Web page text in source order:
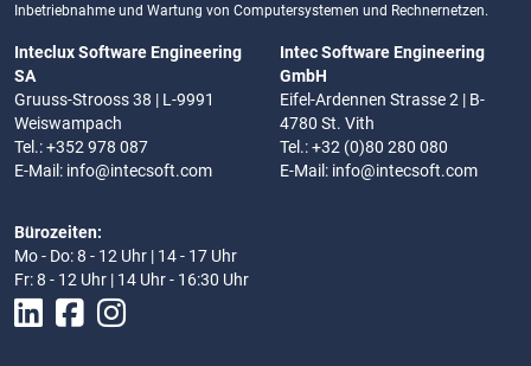
Inbetriebnahme und Wartung von Computersystemen und Rechnernetzen.
Inteclux Software Engineering
SA
Gruuss-Strooss 38 | L-9991
Weiswampach
Tel.: +352 978 087
E-Mail: info@intecsoft.com
Intec Software Engineering
GmbH
Eifel-Ardennen Strasse 2 | B-
4780 St. Vith
Tel.: +32 (0)80 280 080
E-Mail: info@intecsoft.com
Bürozeiten:
Mo - Do: 8 - 12 Uhr | 14 - 17 Uhr
Fr: 8 - 12 Uhr | 14 Uhr - 16:30 Uhr